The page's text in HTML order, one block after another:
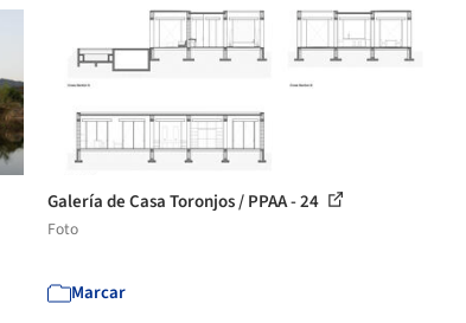
Galería de Casa Toronjos / PPAA - 24
Foto
Marcar